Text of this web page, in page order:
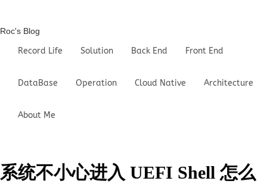
Roc's Blog
Record Life Solution Back End Front End
DataBase Operation Cloud Native Architecture
About Me
系统不小心进入 UEFI Shell 怎么